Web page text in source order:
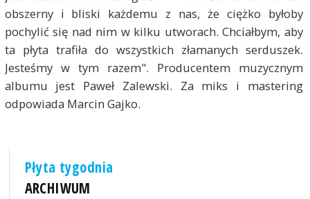
obszerny i bliski każdemu z nas, że ciężko byłoby
pochylić się nad nim w kilku utworach. Chciałbym, aby
ta płyta trafiła do wszystkich złamanych serduszek.
Jesteśmy w tym razem". Producentem muzycznym
albumu jest Paweł Zalewski. Za miks i mastering
odpowiada Marcin Gajko.
Płyta tygodnia
ARCHIWUM